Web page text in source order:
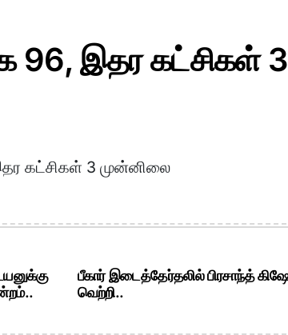
96, இதர கட்சிகள் 3
கட்சிகள் 3 முன்னிலை
பீகார் இடைத்தேர்தலில் பிரசாந்த்
வெற்றி..